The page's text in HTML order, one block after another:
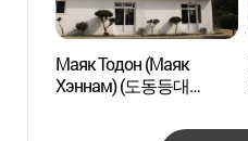
Маяк Тодон (Маяк
Хэннам) (도동등대